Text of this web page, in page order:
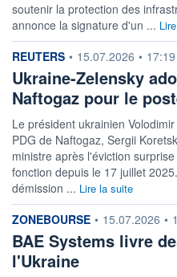
soutenir la protection des
annonce la signature d'un ...
information fournie par
REUTERS • 15.07.2026 • 17:19
Ukraine-Zelensky
Naftogaz pour le
Le président ukrainien
PDG de Naftogaz, Sergii
ministre après l'éviction
fonction depuis le 17 juillet
démission ... Lire la suite
information fournie par
ZONEBOURSE • 15.07.2026 •
BAE Systems livre
l'Ukraine